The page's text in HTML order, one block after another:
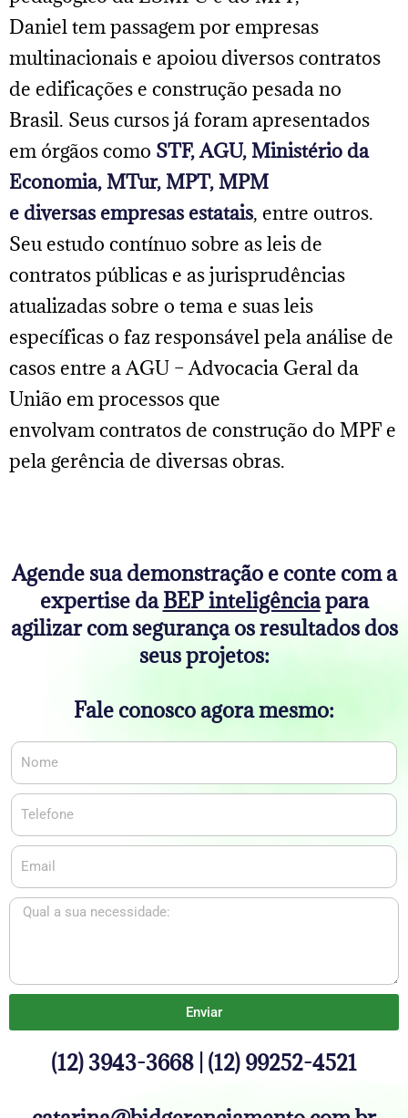
Daniel tem passagem por empresas
multinacionais e apoiou diversos contratos
de edificações e construção pesada no
Brasil. Seus cursos já foram apresentados
em órgãos como STF, AGU, Ministério da
Economia, MTur, MPT, MPM
e diversas empresas estatais, entre outros.
Seu estudo contínuo sobre as leis de
contratos públicas e as jurisprudências
atualizadas sobre o tema e suas leis
específicas o faz responsável pela análise de
casos entre a AGU – Advocacia Geral da
União em processos que
envolvam contratos de construção do MPF e
pela gerência de diversas obras.
Agende sua demonstração e conte com a
expertise daBEP inteligênciapara
agilizar com segurança os resultados dos
seus projetos:
Fale conosco agora mesmo:
Enviar
(12) 3943-3668 | (12) 99252-4521